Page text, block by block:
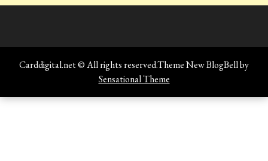
Carddigital.net © All rights reserved.Theme New BlogBell by
Sensational Theme